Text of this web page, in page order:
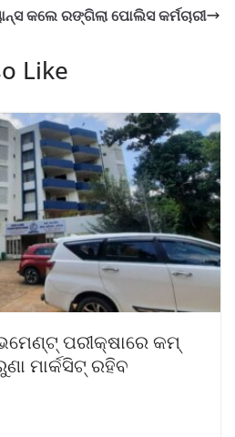
କଲେ ରଙ୍ଗିଲା ପୋଲିସ କର୍ମଚାରୀ
Like
ପରୀକ୍ଷାରେ କମ୍
ମାର୍କସିଟ୍ ରହିବ